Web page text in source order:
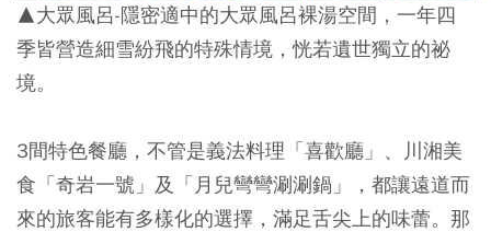
▲大眾風呂-隱密適中的大眾風呂裸湯空間，一年四
季皆營造細雪紛飛的特殊情境，恍若遺世獨立的祕
境。
3間特色餐廳，不管是義法料理「喜歡廳」、川湘美
食「奇岩一號」及「月兒彎彎涮涮鍋」，都讓遠道而
來的旅客能有多樣化的選擇，滿足舌尖上的味蕾。那